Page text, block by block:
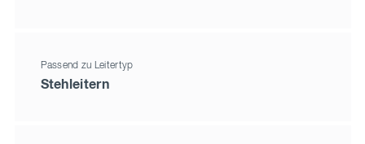
Passend zu Leitertyp
Stehleitern